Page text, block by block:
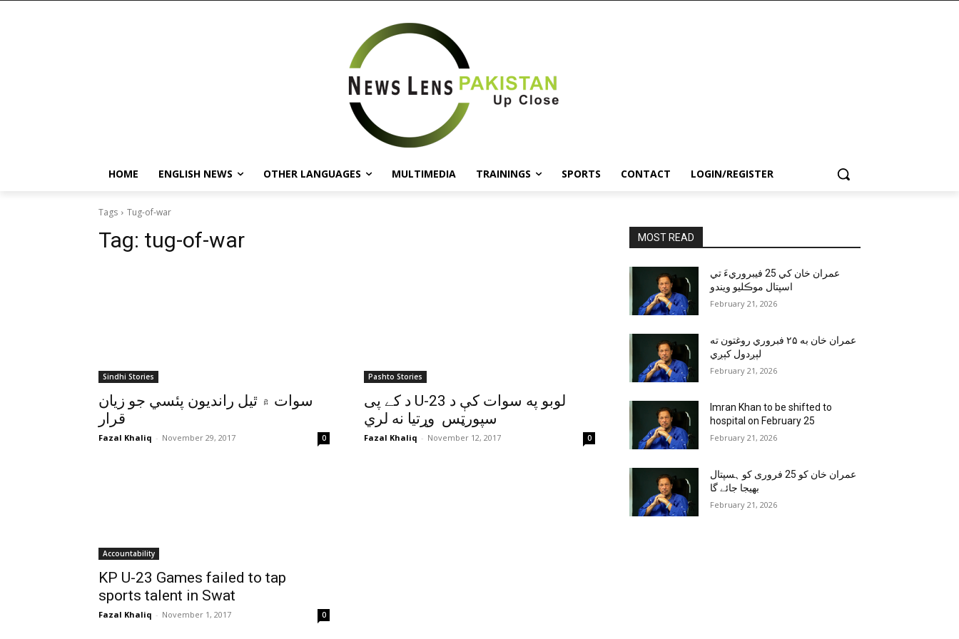
HOME ENGLISH NEWS OTHER LANGUAGES MULTIMEDIA TRAININGS SPORTS CONTACT LOGIN/REGISTER
Tags Tug-of-war
Tag: tug-of-war
Sindhi Stories
سوات ۾ ٿيل رانديون پئسي جو زيان
قرار
Fazal Khaliq - November 29, 2017 0
Pashto Stories
د کے پی U-23 لوبو په سوات کې د
سپورټس وړتيا نه لري
Fazal Khaliq - November 12, 2017 0
Accountability
KP U-23 Games failed to tap
sports talent in Swat
Fazal Khaliq - November 1, 2017 0
MOST READ
عمران خان کي 25 فيبروريءَ تي
اسپتال موڪليو ويندو
February 21, 2026
عمران خان به ۲۵ فبروري روغتون ته
لېږدول کېږي
February 21, 2026
Imran Khan to be shifted to
hospital on February 25
February 21, 2026
عمران خان کو 25 فروری کو ہسپتال
بھیجا جائے گا
February 21, 2026